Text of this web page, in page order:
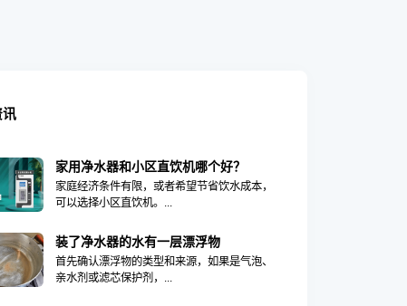
讯
家用净水器和小区直饮机哪个好？
家庭经济条件有限，或者希望节省饮水成本，
可以选择小区直饮机。...
装了净水器的水有一层漂浮物
首先确认漂浮物的类型和来源，如果是气泡、
亲水剂或滤芯保护剂，...